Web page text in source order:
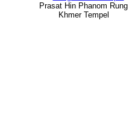
Prasat Hin Phanom Rung
Khmer Tempel